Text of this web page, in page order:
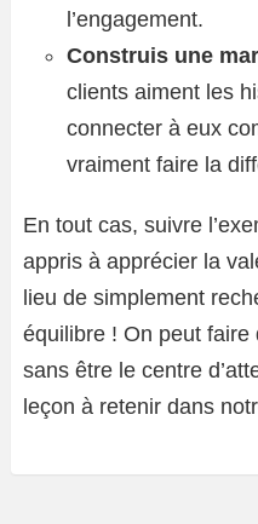
l’engagement.
Construis une
clients aiment les
connecter à eux
vraiment faire la
En tout cas, suivre
appris à apprécier la
lieu de simplement
équilibre ! On peut faire
sans être le centre
leçon à retenir dans